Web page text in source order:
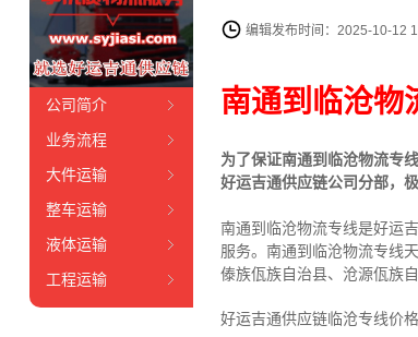
编辑发布时间：2025-10-12
南通到临沧物
为了保证南通到临沧物流专
好运吉通供应链公司分部，
南通到临沧物流专线是好运
服务。南通到 临沧物流专线
傣族佤族自治县、沧源佤族自
好运吉通供应链临沧专线价
公司简介
业务流程
大件运输
整车运输
液体运输
工程运输